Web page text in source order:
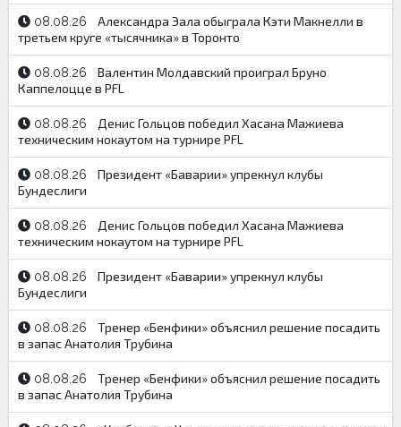
08.08.26
Александра Эала обыграла Кэти Макнелли в
третьем круге «тысячника» в Торонто
08.08.26
Валентин Молдавский проиграл Бруно
Каппелоцце в PFL
08.08.26
Денис Гольцов победил Хасана Мажиева
техническим нокаутом на турнире PFL
08.08.26
Президент «Баварии» упрекнул клубы
Бундеслиги
08.08.26
Денис Гольцов победил Хасана Мажиева
техническим нокаутом на турнире PFL
08.08.26
Президент «Баварии» упрекнул клубы
Бундеслиги
08.08.26
Тренер «Бенфики» объяснил решение посадить
в запас Анатолия Трубина
08.08.26
Тренер «Бенфики» объяснил решение посадить
в запас Анатолия Трубина